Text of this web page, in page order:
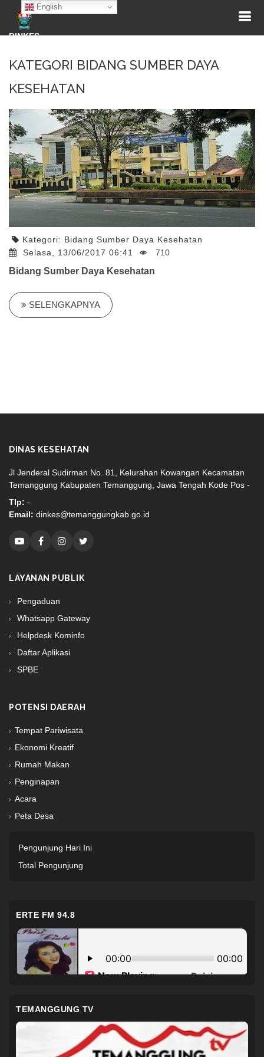
English
DINKES
KATEGORI BIDANG SUMBER DAYA
KESEHATAN
Kategori: Bidang Sumber Daya Kesehatan
Selasa, 13/06/2017 06:41
710
Bidang Sumber Daya Kesehatan
SELENGKAPNYA
DINAS KESEHATAN
Jl Jenderal Sudirman No. 81, Kelurahan Kowangan Kecamatan
Temanggung Kabupaten Temanggung, Jawa Tengah Kode Pos -
Tlp: -
Email: dinkes@temanggungkab.go.id
LAYANAN PUBLIK
Pengaduan
Whatsapp Gateway
Helpdesk Kominfo
Daftar Aplikasi
SPBE
POTENSI DAERAH
Tempat Pariwisata
Ekonomi Kreatif
Rumah Makan
Penginapan
Acara
Peta Desa
Pengunjung Hari Ini
Total Pengunjung
ERTE FM 94.8
TEMANGGUNG TV